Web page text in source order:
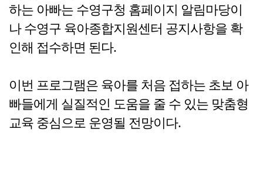
하는 아빠는 수영구청 홈페이지 알림마당이
나 수영구 육아종합지원센터 공지사항을 확
인해 접수하면 된다.
이번 프로그램은 육아를 처음 접하는 초보 아
빠들에게 실질적인 도움을 줄 수 있는 맞춤형
교육 중심으로 운영될 전망이다.